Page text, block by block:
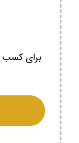
برای کسب